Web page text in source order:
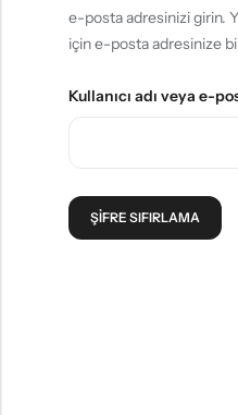
e-posta adresinizi girin.
için e-posta adresinize
Kullanıcı adı veya e-
ŞIFRE SIFIRLAMA